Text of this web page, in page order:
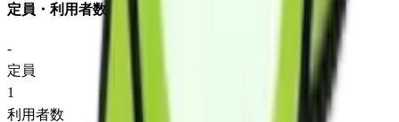
定員・利用者数
-
定員
1
利用者数